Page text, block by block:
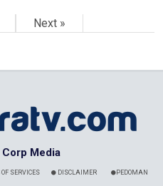
Next »
Media
SERVICES DISCLAIMER PEDOMAN